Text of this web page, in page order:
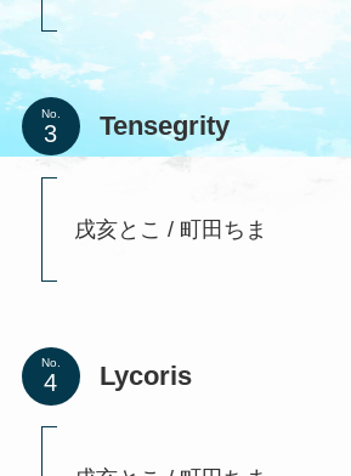
No. Tensegrity
戌亥とこ / 町田ちま
No. Lycoris